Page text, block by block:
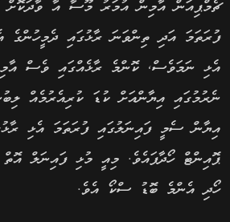
ޗެމްޕިއަން އާމިން އުމަރު މޫސާ އާ ވާދަކޮށް
ފުރަތަމަ އަދި ތިންވަނަ ރާޅުގައި ދެމީހުންގެ
އެޅި ނަމަވެސް, ކޮންމެ ރާޅެއްގައި ވެސް
ނެރުމުގައި އިޔާންއަށް ކުޑަ ކުރިއެރުމެއް
ޕޮއިންޓް ހޯދާފައެވެ. މިއީ މުޅި ފައިނަލް އޮތް
ހޯދި އެންމެ ބޮޑު ސްކޯ އެވެ.